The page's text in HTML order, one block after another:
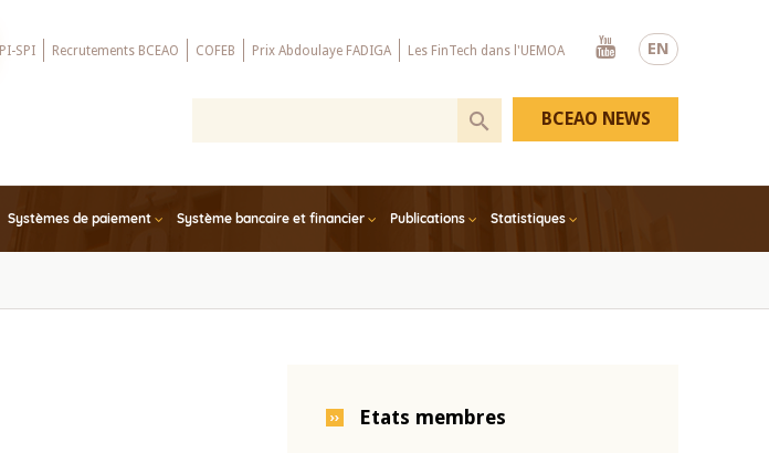
EN
PI-SPI Recrutements BCEAO COFEB Prix Abdoulaye FADIGA Les FinTech dans l'UEMOA
Youtube
Systèmes de paiement Système bancaire et financier Publications Statistiques
BCEAO NEWS
Etats membres